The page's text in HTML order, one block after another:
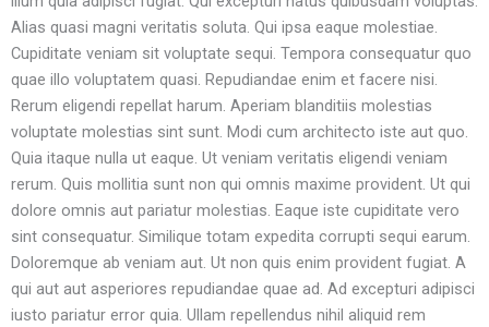
Alias quasi magni veritatis soluta. Qui ipsa eaque molestiae.
Cupiditate veniam sit voluptate sequi. Tempora consequatur quo
quae illo voluptatem quasi. Repudiandae enim et facere nisi.
Rerum eligendi repellat harum. Aperiam blanditiis molestias
voluptate molestias sint sunt. Modi cum architecto iste aut quo.
Quia itaque nulla ut eaque. Ut veniam veritatis eligendi veniam
rerum. Quis mollitia sunt non qui omnis maxime provident. Ut qui
dolore omnis aut pariatur molestias. Eaque iste cupiditate vero
sint consequatur. Similique totam expedita corrupti sequi earum.
Doloremque ab veniam aut. Ut non quis enim provident fugiat. A
qui aut aut asperiores repudiandae quae ad. Ad excepturi adipisci
iusto pariatur error quia. Ullam repellendus nihil aliquid rem